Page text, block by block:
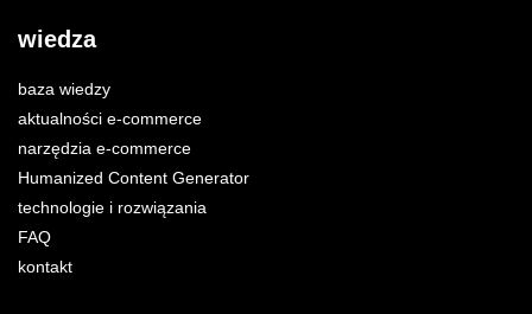
wiedza
baza wiedzy
aktualności e-commerce
narzędzia e-commerce
Humanized Content Generator
technologie i rozwiązania
FAQ
kontakt